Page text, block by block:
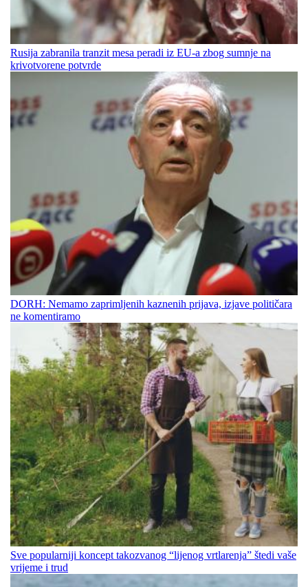
Rusija zabranila tranzit mesa peradi iz EU-a zbog sumnje na
krivotvorene potvrde
DORH: Nemamo zaprimljenih kaznenih prijava, izjave političara
ne komentiramo
Sve popularniji koncept takozvanog “lijenog vrtlarenja” štedi vaše
vrijeme i trud